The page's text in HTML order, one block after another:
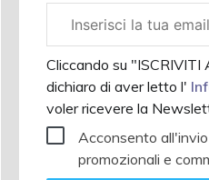
aziendale
Cliccando su
dichiaro di aver letto l'
voler ricevere la
Acconsento
promozionali e